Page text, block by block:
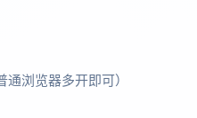
浏览器多开即可）